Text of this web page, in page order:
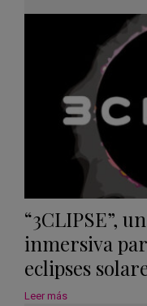
“3CLIPSE”,
inmersiva
eclipses
Leer más